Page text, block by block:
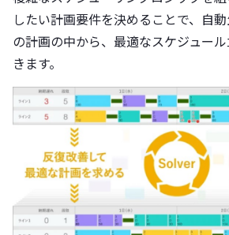
したい計画要件を決めることで、自
の計画の中から、最適なスケジュー
きます。